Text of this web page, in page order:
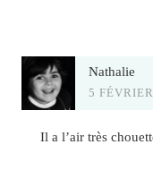
Nathalie
5
Il a l’air très